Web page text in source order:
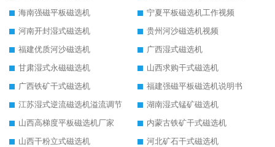
海南强磁平板磁选机
宁夏平板磁选机工作视频
河南开封湿式磁选机
贵州河沙磁选机视频
福建优质河沙磁选机
广西湿式磁选机
甘肃湿式永磁磁选机
山西求购干式磁选机
广西铁矿干式磁选机
福建强磁平板磁选机说明书
江苏湿式逆流磁选机溢流调节
湖南湿式锰矿磁选机
山西高梯度平板磁选机厂家
内蒙古铁矿干式磁选机
山西干粉立式磁选机
河北矿石干式磁选机